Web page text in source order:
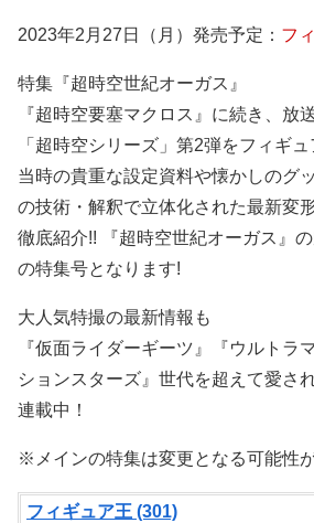
2023年2月27日（月）発売予定： フ
特集『超時空世紀オーガス』
『超時空要塞マクロス』に続き、放
「超時空シリーズ」第2弾をフィギ
当時の貴重な設定資料や懐かしのグ
の技術・解釈で立体化された最新変
徹底紹介!! 『超時空世紀オーガス』
の特集号となります!
大人気特撮の最新情報も
『仮面ライダーギーツ』『ウルトラ
ションスターズ』世代を超えて愛さ
連載中！
※メインの特集は変更となる可能性が
フィギュア王 (301)